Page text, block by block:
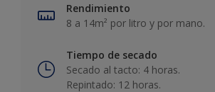
Rendimiento
8 a 14m² por litro y por mano.
Tiempo de secado
Secado al tacto: 4 horas.
Repintado: 12 horas.